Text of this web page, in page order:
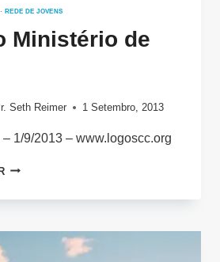
· REDE DE JOVENS
Ministério de
Seth Reimer 1 Setembro, 2013
1/9/2013 – www.logoscc.org
LIBERTAR
MINISTÉRIO
JESUS